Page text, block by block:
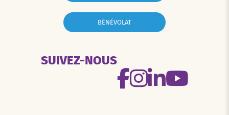
BÉNÉVOLAT
SUIVEZ-NOUS